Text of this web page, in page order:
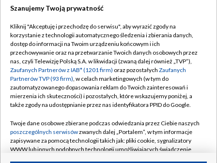
TVP
Abonament TVP
Emisja w TVP
Centrum informacji TVP
Naziemna Telewizja Cyfrowa
Rada Programowa
System NOS
Regulamin TVP
Polityka prywatności
Moje zgody
Pomoc
Kontakt
Szanujemy Twoją prywatność
Kliknij "Akceptuję i przechodzę do serwisu", aby wyrazić zgody na
korzystanie z technologii automatycznego śledzenia i zbierania danych,
dostęp do informacji na Twoim urządzeniu końcowym i ich
przechowywanie oraz na przetwarzanie Twoich danych osobowych przez
nas, czyli Telewizję Polską S.A. w likwidacji (zwaną dalej również „TVP”),
Zaufanych Partnerów z IAB* (1201 firm) oraz pozostałych Zaufanych
Partnerów TVP (93 firm), w celach marketingowych (w tym do
zautomatyzowanego dopasowania reklam do Twoich zainteresowań i
mierzenia ich skuteczności) i pozostałych, które wskazujemy poniżej, a
także zgody na udostępnianie przez nas identyfikatora PPID do Google.
Twoje dane osobowe zbierane podczas odwiedzania przez Ciebie naszych
poszczególnych serwisówzwanych dalej „Portalem”, w tym informacje
zapisywane za pomocą technologii takich jak: pliki cookie, sygnalizatory
WWW lub innych podobnych technologii umożliwiających świadczenie